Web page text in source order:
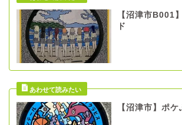
【沼津市B001
ド
【沼津市】ポケ